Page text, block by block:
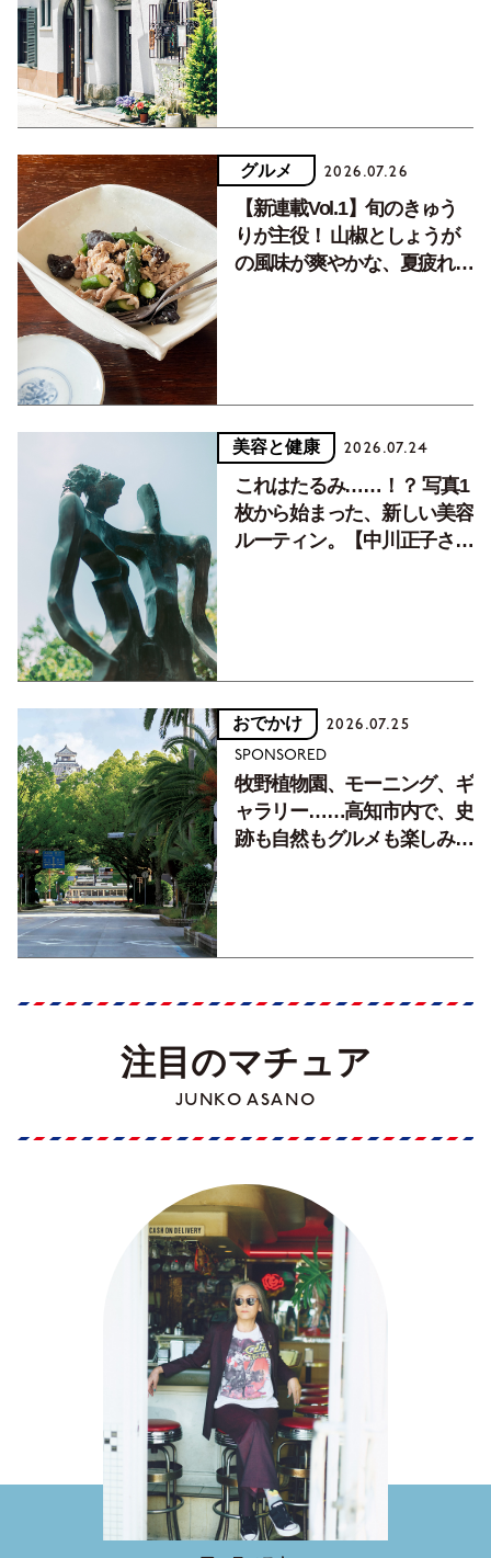
グルメ 2026.07.26
【新連載Vol.1】旬のきゅう
りが主役！ 山椒としょうが
の風味が爽やかな、夏疲れを
美容と健康 2026.07.24
これはたるみ……！？ 写真1
枚から始まった、新しい美容
ルーティン。【中川正子さん
おでかけ 2026.07.25
SPONSORED
牧野植物園、モーニング、ギ
ャラリー……高知市内で、史
跡も自然もグルメも楽しみ尽
注目のマチュア
JUNKO ASANO